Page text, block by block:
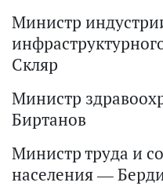
Министр
Скляр
Министр
Биртанов
Министр труда и
населения —